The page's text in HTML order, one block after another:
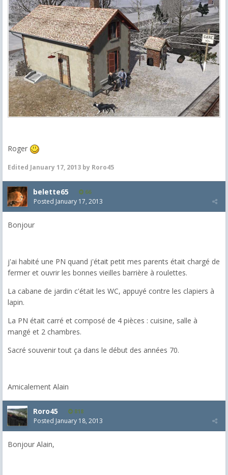
Roger
Edited January 17, 2013 by Roro45
belette65 66
Posted January 17, 2013
Bonjour
j'ai habité une PN quand j'était petit mes parents était chargé de
fermer et ouvrir les bonnes vieilles barrière à roulettes.
La cabane de jardin c'était les WC, appuyé contre les clapiers à
lapin.
La PN était carré et composé de 4 pièces : cuisine, salle à
mangé et 2 chambres.
Sacré souvenir tout ça dans le début des années 70.
Amicalement Alain
Roro45 818
Posted January 18, 2013
Bonjour Alain,